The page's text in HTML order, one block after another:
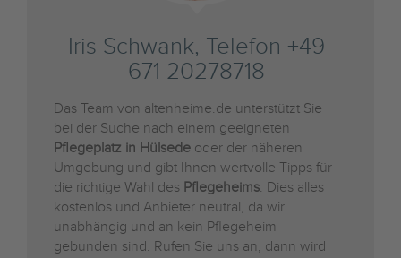
Iris Schwank, Telefon +49
671 20278718
Das Team von altenheime.de unterstützt Sie
bei der Suche nach einem geeigneten
Pflegeplatz in Hülsede oder der näheren
Umgebung und gibt Ihnen wertvolle Tipps für
die richtige Wahl des Pflegeheims. Dies alles
kostenlos und Anbieter neutral, da wir
unabhängig und an kein Pflegeheim
gebunden sind. Rufen Sie uns an, dann wird